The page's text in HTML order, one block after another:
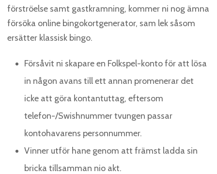
förströelse samt gastkramning, kommer ni nog ämna
försöka online bingokortgenerator, sam lek såsom
ersätter klassisk bingo.
Försåvit ni skapare en Folkspel-konto för att lösa
in någon avans till ett annan promenerar det
icke att göra kontantuttag, eftersom
telefon-/Swishnummer tvungen passar
kontohavarens personnummer.
Vinner utför hane genom att främst ladda sin
bricka tillsamman nio akt.